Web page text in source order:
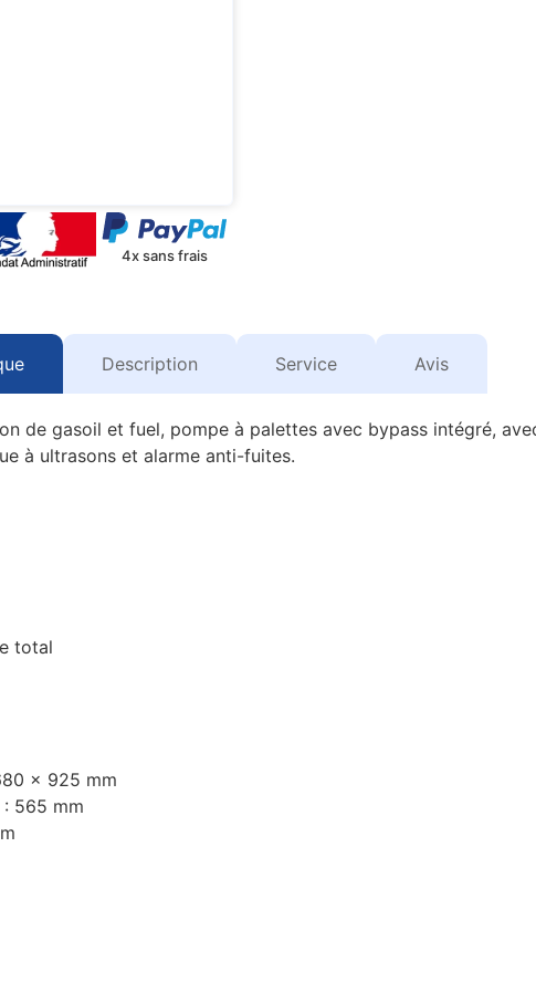
4x sans frais
Description Service Avis
de gasoil et fuel, pompe à palettes avec bypass intégré,
à ultrasons et alarme anti-fuites.
total
x 925 mm
565 mm